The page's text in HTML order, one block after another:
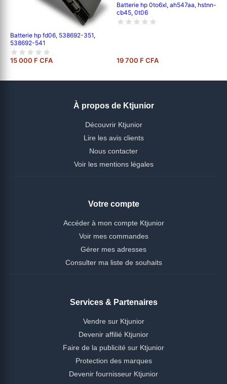
Batterie hp fd06, 538692-351,
538692-541
15 000 F CFA
Batterie hp 0to6xl, ah547aa, hstnn-
cb45, 0t06
19 700 F CFA
À propos de Ktjunior
Découvrir Ktjunior
Lire les avis clients
Nous contacter
Voir les mentions légales
Votre compte
Accéder à mon compte Ktjunior
Voir mes commandes
Gérer mes adresses
Consulter ma liste de souhaits
Services & Partenaires
Vendre sur Ktjunior
Devenir affilié Ktjunior
Faire de la publicité sur Ktjunior
Protection des marques
Devenir fournisseur Ktjunior